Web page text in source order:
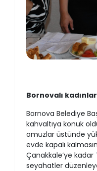
Bornovalı
Bornova Belediye
kahvaltıya konuk
omuzlar üstünde
evde kapalı
Çanakkale’ye kadar
seyahatler